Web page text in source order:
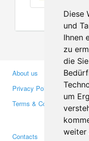
Diese
und
Ihnen
zu
die
um
weiter
About us
Privacy Policy
Terms & Conditions
Contacts